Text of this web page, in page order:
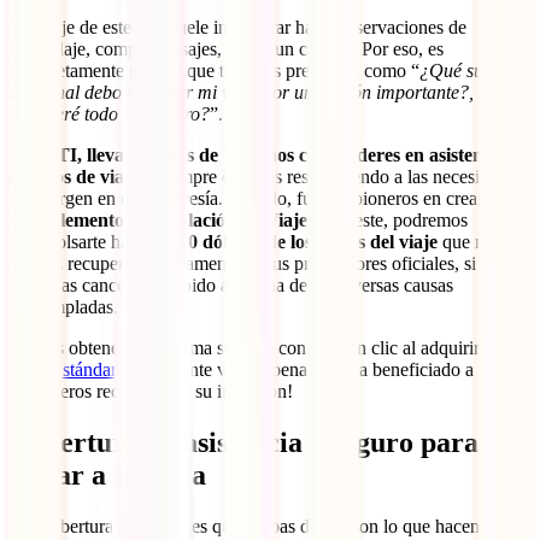
Un viaje de este tipo suele involucrar hacer reservaciones de
hospedaje, comprar pasajes, rentar un carro… Por eso, es
completamente normal que te hagas preguntas como “¿Qué sucede
si al final debo cancelar mi viaje por una razón importante?,
¿Perderé todo ese dinero?”.
IATI, llevamos más de 135 años como líderes en asistencia y
seguros de viaje
y siempre estamos respondiendo a las necesidades
que surgen en cada travesía. Por ello, fuimos pioneros en crear el
Complemento de Anulación de Viaje . Con este, podremos
reembolsarte hasta
2,000 dólares de los costos del viaje que no
puedas recuperar directamente de tus proveedores oficiales, si
necesitas cancelarlo debido a alguna de las diversas causas
contempladas.
Puedes obtenerlo de forma sencilla con solo un clic al adquirir
IATI Estándar . ¡Realmente vale la pena y ya ha beneficiado a miles
de viajeros recuperando su inversión!
Cobertura de asistencia y seguro para
viajar a Irlanda
Las coberturas principales que acabas de ver son lo que hacen del